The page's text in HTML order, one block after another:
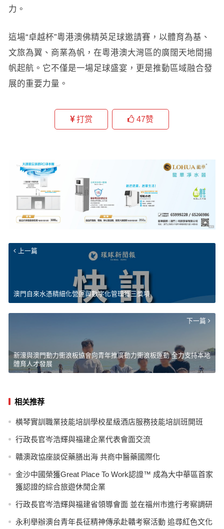
力。
這場“卓越杯”粵港澳佛精英足球邀請賽，以體育為基、
文旅為翼、商業為帆，在粵港澳大灣區的廣闊天地間揚
帆起航。它不僅是一場足球盛宴，更是推動區域融合發
展的重要力量。
打赏 47赞
上一篇
澳門自來水憑精細化營運與數字化管理獲三獎項
下一篇
新濠與澳門動力衝浪板協會向青年推廣動力衝浪板運動 全力支持本地
體育人才發展
相关推荐
橫琴實訓職業技能培訓學校星級酒店服務技能培訓班開班
行政長官岑浩輝與福建企業代表會面交流
贛澳政協座談促藥膳出海 共商中醫藥國際化
金沙中國榮獲Great Place To Work認證™ 成為大中華區首家
獲認證的綜合旅遊休閒企業
行政長官岑浩輝與福建省領導會面 並在福州市進行考察調研
永利舉辦澳台青年長征精神傳承赴贛考察活動 追尋紅色文化